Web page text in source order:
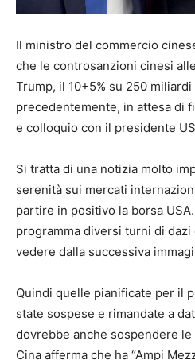
Il ministro del commercio
che le controsanzioni cinesi
Trump, il 10+5% su 250
precedentemente, in attesa di
e colloquio con il presidente
Si tratta di una notizia molto
serenità sui mercati
partire in positivo la borsa
programma diversi turni di
vedere dalla successiva
Quindi quelle pianificate per il
state sospese e rimandate a
dovrebbe anche sospendere
Cina afferma che ha “Ampi